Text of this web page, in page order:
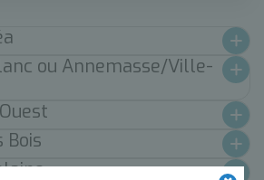
ou Annemasse/Ville-
Bois